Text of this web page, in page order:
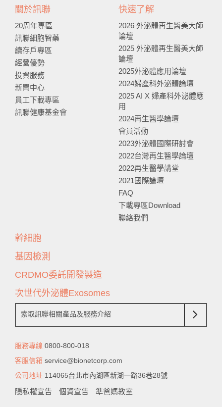
關於訊聯
20周年專區
訊聯細胞智藥
續存戶專區
經營優勢
投資服務
新聞中心
員工下載專區
訊聯健康基金會
快速了解
2026 外泌體再生醫美大師
論壇
2025 外泌體再生醫美大師
論壇
2025外泌體應用論壇
2024婦產科外泌體論壇
2025 AI X 婦產科外泌體應
用
2024再生醫學論壇
會員活動
2023外泌體國際研討會
2022台灣再生醫學論壇
2022再生醫學講堂
2021國際論壇
FAQ
下載專區Download
聯絡我們
幹細胞
基因檢測
CRDMO委託開發製造
次世代外泌體Exosomes
索取訊聯相關產品及服務介紹
服務專線 0800-800-018
客服信箱 service@bionetcorp.com
公司地址 114065台北市內湖區新湖一路36巷28號
隱私權宣告 個資宣告 準爸媽教室